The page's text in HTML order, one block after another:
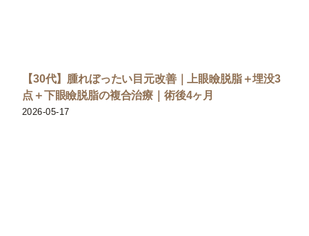
【30代】腫れぼったい目元改善｜上眼瞼脱脂＋埋没3
点＋下眼瞼脱脂の複合治療｜術後4ヶ月
2026-05-17